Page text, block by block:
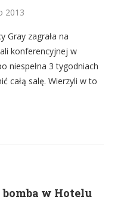
2013
Gray zagrała na
konferencyjnej w
niespełna 3 tygodniach
całą salę. Wierzyli w to
w Hotelu